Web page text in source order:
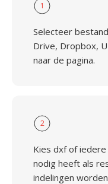
1
Selecteer
Drive, Dropbox,
naar de pagina.
2
Kies dxf of
nodig heeft als
indelingen